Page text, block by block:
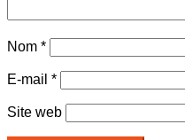
Nom *
E-mail *
Site web